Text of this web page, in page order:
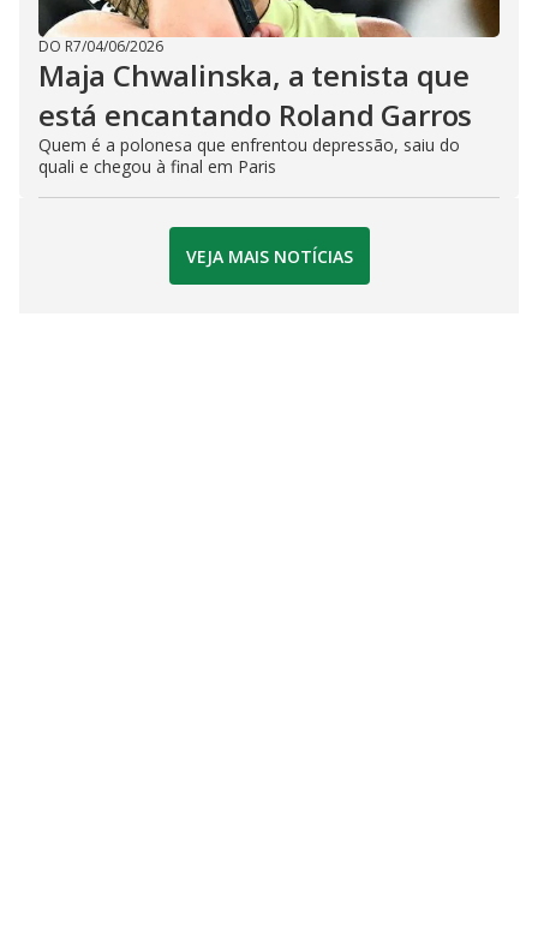
DO R7/04/06/2026
Maja Chwalinska, a tenista que
está encantando Roland Garros
Quem é a polonesa que enfrentou depressão, saiu do
quali e chegou à final em Paris
VEJA MAIS NOTÍCIAS